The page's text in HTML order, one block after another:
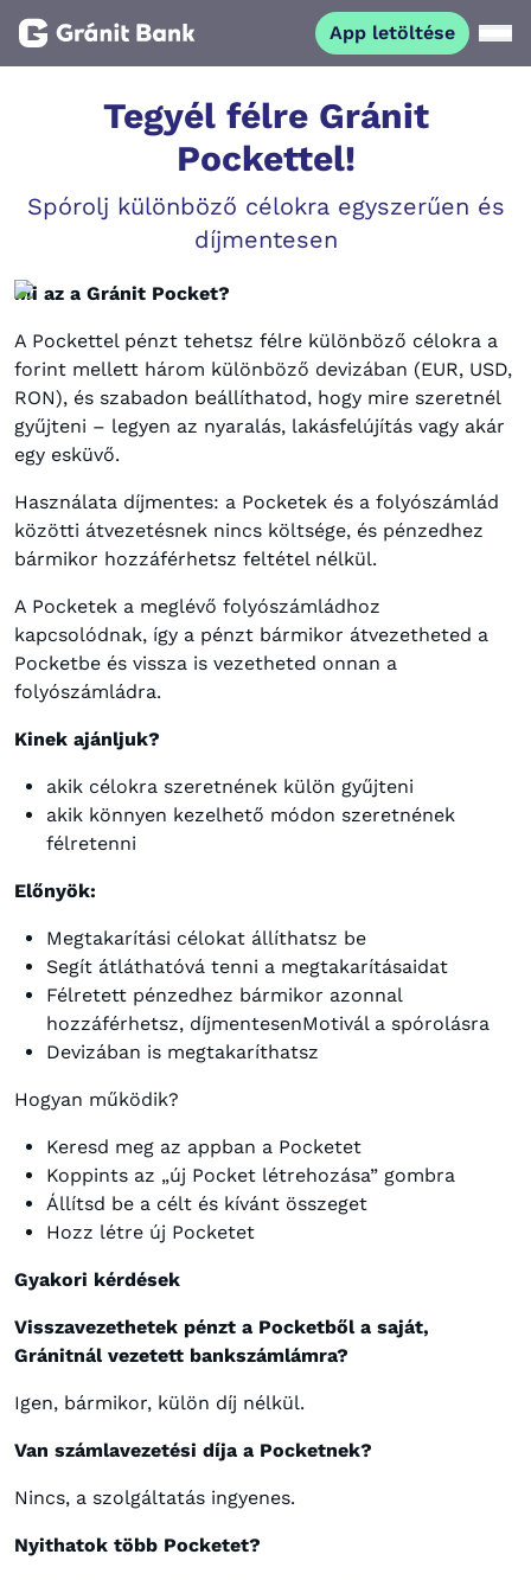
App letöltése
Magánszemélyeknek
Vállalkozásoknak
Kapcsolat
Tegyél félre Gránit
Pockettel!
Spórolj különböző célokra egyszerűen és
díjmentesen
Mi az a Gránit Pocket?
A Pockettel pénzt tehetsz félre különböző célokra a
forint mellett három különböző devizában (EUR, USD,
RON), és szabadon beállíthatod, hogy mire szeretnél
gyűjteni – legyen az nyaralás, lakásfelújítás vagy akár
egy esküvő.
Használata díjmentes: a Pocketek és a folyószámlád
közötti átvezetésnek nincs költsége, és pénzedhez
bármikor hozzáférhetsz feltétel nélkül.
A Pocketek a meglévő folyószámládhoz
kapcsolódnak, így a pénzt bármikor átvezetheted a
Pocketbe és vissza is vezetheted onnan a
folyószámládra.
Kinek ajánljuk?
akik célokra szeretnének külön gyűjteni
akik könnyen kezelhető módon szeretnének
félretenni
Előnyök:
Megtakarítási célokat állíthatsz be
Segít átláthatóvá tenni a megtakarításaidat
Félretett pénzedhez bármikor azonnal
hozzáférhetsz, díjmentesenMotivál a spórolásra
Devizában is megtakaríthatsz
Hogyan működik?
Keresd meg az appban a Pocketet
Koppints az „új Pocket létrehozása” gombra
Állítsd be a célt és kívánt összeget
Hozz létre új Pocketet
Gyakori kérdések
Visszavezethetek pénzt a Pocketből a saját,
Gránitnál vezetett bankszámlámra?
Igen, bármikor, külön díj nélkül.
Van számlavezetési díja a Pocketnek?
Nincs, a szolgáltatás ingyenes.
Nyithatok több Pocketet?